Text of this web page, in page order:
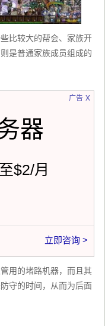
比较大的帮会、家族开
是普通家族成员组成的
广告
器
$2/月
立即咨询 >
x
用的堵路机器，而且其
守的时间，从而为后面